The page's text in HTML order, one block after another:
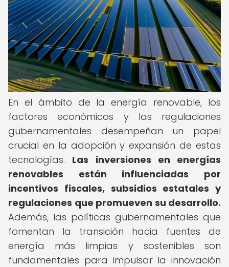
En el ámbito de la energía renovable, los
factores económicos y las regulaciones
gubernamentales desempeñan un papel
crucial en la adopción y expansión de estas
tecnologías. Las inversiones en energías
renovables están influenciadas por
incentivos fiscales, subsidios estatales y
regulaciones que promueven su desarrollo.
Además, las políticas gubernamentales que
fomentan la transición hacia fuentes de
energía más limpias y sostenibles son
fundamentales para impulsar la innovación